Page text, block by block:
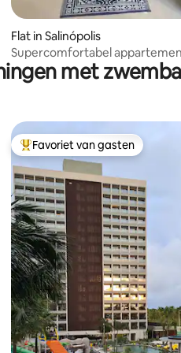
beoordeling van 4,94 op 5, 95
Flat in Salinópolis
Supercomfortabel
slaapkamers in de stad.
met
beoordeling van 5 op 5, 3
Topfavoriet van gasten
Favoriet van gasten